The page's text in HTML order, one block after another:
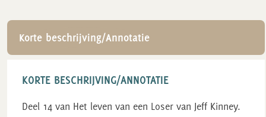
Korte beschrijving/Annotatie
KORTE BESCHRIJVING/ANNOTATIE
Deel 14 van Het leven van een Loser van Jeff Kinney.